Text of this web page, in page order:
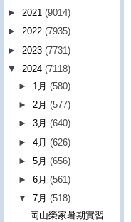
► 2021 (9014)
► 2022 (7935)
► 2023 (7731)
▼ 2024 (7118)
► 1月(580)
►2月(577)
►3月(640)
►4月(626)
►5月(656)
►6月(561)
▼7月(518)
岡山榮家暑期實習